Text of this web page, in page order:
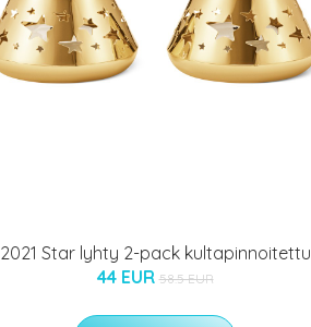
2021 Star lyhty 2-pack kultapinnoitettu
44 EUR 58.5 EUR